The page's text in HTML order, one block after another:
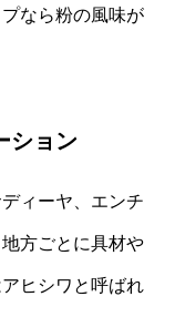
なら粉の風味が
ション
ィーヤ、エンチ
方ごとに具材や
ヒシワと呼ばれ